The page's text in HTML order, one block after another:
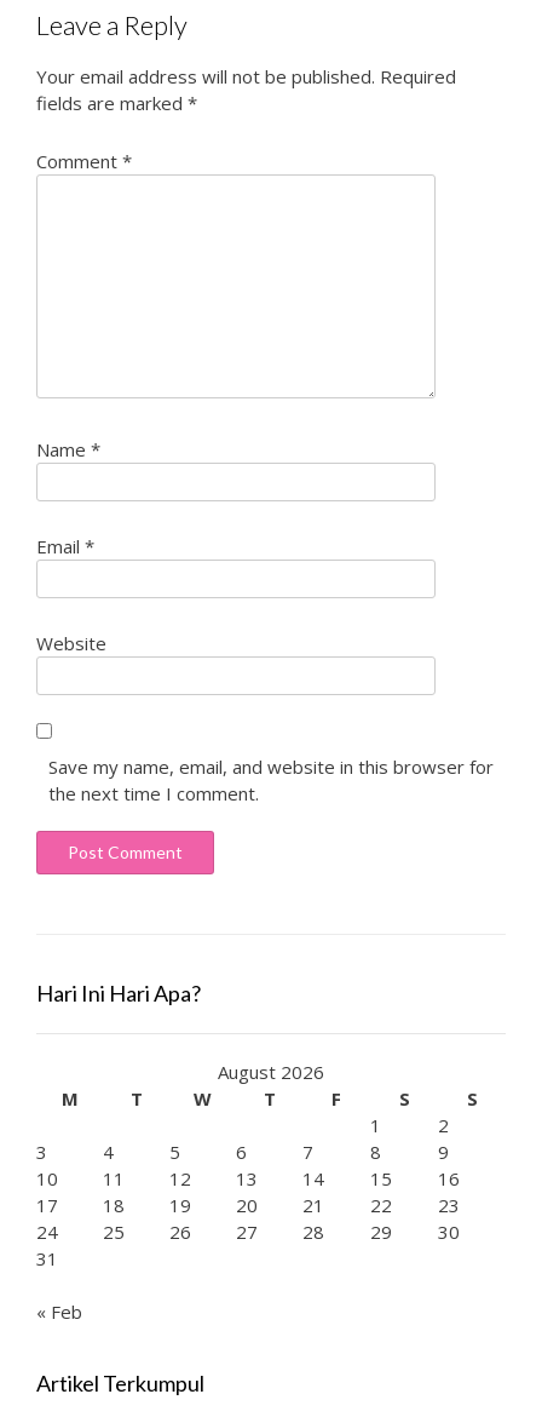
Leave a Reply
Your email address will not be published. Required
fields are marked *
Comment *
Name *
Email *
Website
Save my name, email, and website in this browser for
the next time I comment.
Hari Ini Hari Apa?
August 2026
M
T W T F S
S
1
2
3
4 5 6 7 8
9
10
11 12 13 14 15
16
17
18 19 20 21 22
23
24
25 26 27 28 29
30
31
« Feb
Artikel Terkumpul